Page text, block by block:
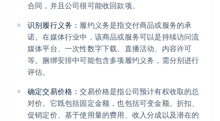
合同，并且公司很可能收回款项。
识别履行义务： 履约义务是指交付商品或服务的承
诺。在媒体行业中，该商品或服务可以是持续访问流
媒体平台、一次性数字下载、直播活动、内容许可
等。捆绑安排中可能包含多项履约义务，需分别进行
评估。
确定交易价格：交易价格是指公司预计有权收取的总
对价。它既包括固定金额，也包括可变金额。折扣、
促销定价、基于使用量的费用、收入分成以及潜在的